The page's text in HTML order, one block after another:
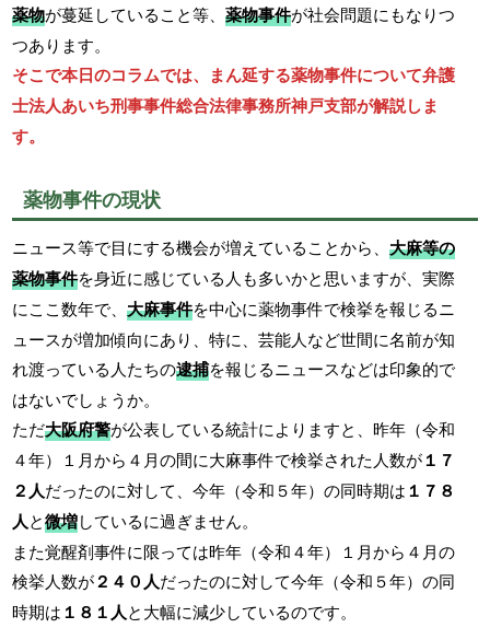
薬物が蔓延していること等、薬物事件が社会問題にもなりつ
つあります。
そこで本日のコラムでは、まん延する薬物事件について弁護
士法人あいち刑事事件総合法律事務所神戸支部が解説しま
す。
薬物事件の現状
ニュース等で目にする機会が増えていることから、大麻等の
薬物事件を身近に感じている人も多いかと思いますが、実際
にここ数年で、大麻事件を中心に薬物事件で検挙を報じるニ
ュースが増加傾向にあり、特に、芸能人など世間に名前が知
れ渡っている人たちの逮捕を報じるニュースなどは印象的で
はないでしょうか。
ただ大阪府警が公表している統計によりますと、昨年（令和
４年）１月から４月の間に大麻事件で検挙された人数が１７
２人だったのに対して、今年（令和５年）の同時期は１７８
人と微増しているに過ぎません。
また覚醒剤事件に限っては昨年（令和４年）１月から４月の
検挙人数が２４０人だったのに対して今年（令和５年）の同
時期は１８１人と大幅に減少しているのです。